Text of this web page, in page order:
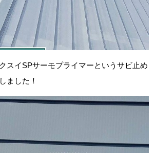
スイSPサーモプライマーというサビ止め
ました！